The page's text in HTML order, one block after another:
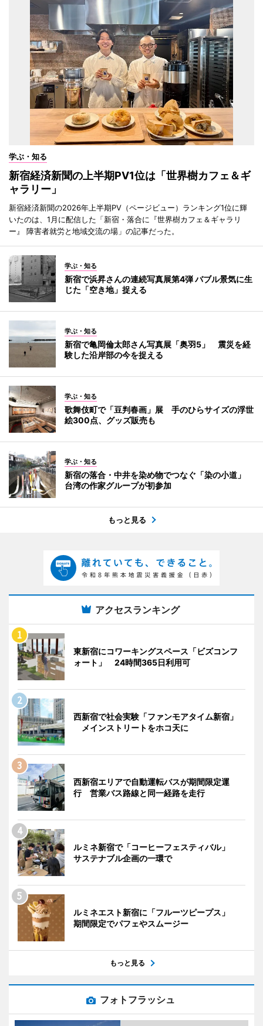
学ぶ・知る
新宿経済新聞の上半期PV1位は「世界樹カフェ＆ギ
ャラリー」
新宿経済新聞の2026年上半期PV（ページビュー）ランキング1位に輝
いたのは、1月に配信した「新宿・落合に『世界樹カフェ＆ギャラリ
ー』 障害者就労と地域交流の場」の記事だった。
学ぶ・知る
新宿で浜昇さんの連続写真展第4弾 バブル景気に生
じた「空き地」捉える
学ぶ・知る
新宿で亀岡倫太郎さん写真展「奥羽5」 震災を経
験した沿岸部の今を捉える
学ぶ・知る
歌舞伎町で「豆判春画」展 手のひらサイズの浮世
絵300点、グッズ販売も
学ぶ・知る
新宿の落合・中井を染め物でつなぐ「染の小道」
台湾の作家グループが初参加
もっと見る
アクセスランキング
東新宿にコワーキングスペース「ビズコンフ
ォート」 24時間365日利用可
西新宿で社会実験「ファンモアタイム新宿」
メインストリートをホコ天に
西新宿エリアで自動運転バスが期間限定運
行 営業バス路線と同一経路を走行
ルミネ新宿で「コーヒーフェスティバル」
サステナブル企画の一環で
ルミネエスト新宿に「フルーツピープス」
期間限定でパフェやスムージー
もっと見る
フォトフラッシュ